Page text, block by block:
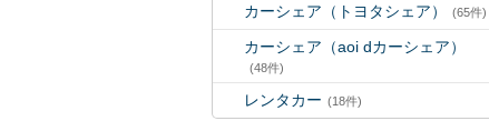
カーシェア（トヨタシェア） (65件)
カーシェア（aoi dカーシェア）
(48件)
レンタカー (18件)